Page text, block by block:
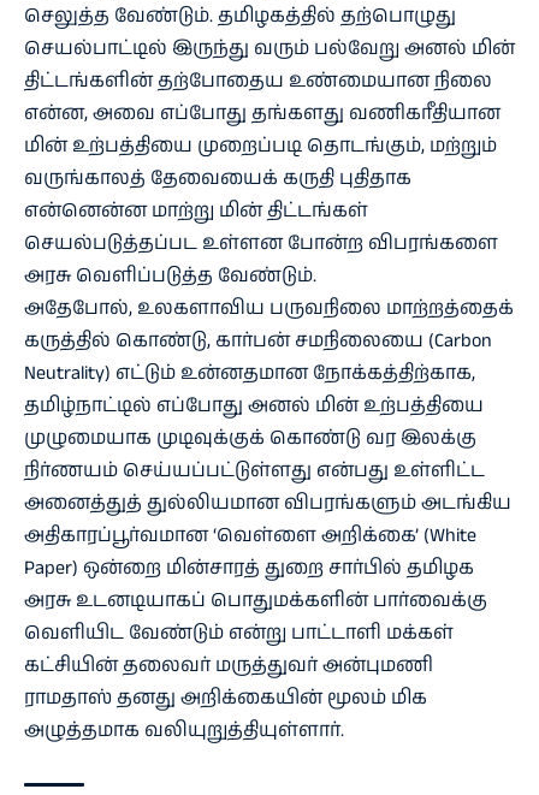
செலுத்த வேண்டும். தமிழகத்தில் தற்பொழுது
செயல்பாட்டில் இருந்து வரும் பல்வேறு அனல் மின்
திட்டங்களின் தற்போதைய உண்மையான நிலை
என்ன, அவை எப்போது தங்களது வணிகரீதியான
மின் உற்பத்தியை முறைப்படி தொடங்கும், மற்றும்
வருங்காலத் தேவையைக் கருதி புதிதாக
என்னென்ன மாற்று மின் திட்டங்கள்
செயல்படுத்தப்பட உள்ளன போன்ற விபரங்களை
அரசு வெளிப்படுத்த வேண்டும்.
அதேபோல், உலகளாவிய பருவநிலை மாற்றத்தைக்
கருத்தில் கொண்டு, கார்பன் சமநிலையை (Carbon
Neutrality) எட்டும் உன்னதமான நோக்கத்திற்காக,
தமிழ்நாட்டில் எப்போது அனல் மின் உற்பத்தியை
முழுமையாக முடிவுக்குக் கொண்டு வர இலக்கு
நிர்ணயம் செய்யப்பட்டுள்ளது என்பது உள்ளிட்ட
அனைத்துத் துல்லியமான விபரங்களும் அடங்கிய
அதிகாரப்பூர்வமான ‘வெள்ளை அறிக்கை’ (White
Paper) ஒன்றை மின்சாரத் துறை சார்பில் தமிழக
அரசு உடனடியாகப் பொதுமக்களின் பார்வைக்கு
வெளியிட வேண்டும் என்று பாட்டாளி மக்கள்
கட்சியின் தலைவர் மருத்துவர் அன்புமணி
ராமதாஸ் தனது அறிக்கையின் மூலம் மிக
அழுத்தமாக வலியுறுத்தியுள்ளார்.